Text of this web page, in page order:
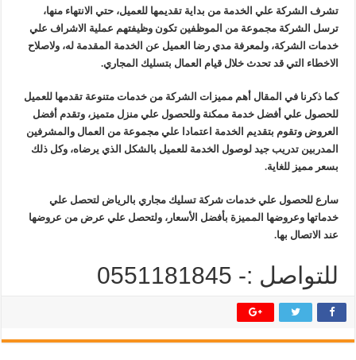
تشرف الشركة علي الخدمة من بداية تقديمها للعميل، حتي الانتهاء منها،
ترسل الشركة مجموعة من الموظفين تكون وظيفتهم عملية الاشراف علي
خدمات الشركة، ولمعرفة مدي رضا العميل عن الخدمة المقدمة له، ولاصلاح
الاخطاء التي قد تحدث خلال قيام العمال بتسليك المجاري.
كما ذكرنا في المقال أهم مميزات الشركة من خدمات متنوعة تقدمها للعميل
للحصول علي أفضل خدمة ممكنة وللحصول علي منزل متميز، وتقدم أفضل
العروض وتقوم بتقديم الخدمة اعتمادا علي مجموعة من العمال والمشرفين
المدربين تدريب جيد لوصول الخدمة للعميل بالشكل الذي يرضاه، وكل ذلك
بسعر مميز للغاية.
سارع للحصول علي خدمات شركة تسليك مجاري بالرياض لتحصل علي
خدماتها وعروضها المميزة بأفضل الأسعار، ولتحصل علي عرض من عروضها
عند الاتصال بها.
للتواصل :- 0551181845